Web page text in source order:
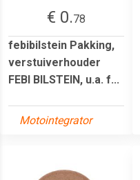
€ 0.78
febibilstein Pakking,
verstuiverhouder
FEBI BILSTEIN, u.a. f...
Motointegrator